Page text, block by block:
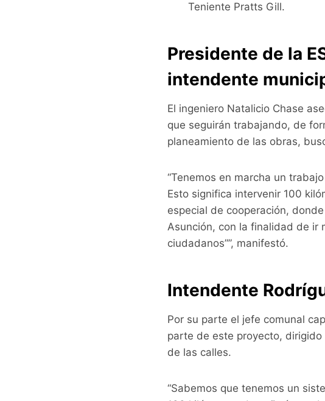
Teniente Pratts Gill.
Presidente de la
intendente
El ingeniero Natalicio Chase
que seguirán trabajando, de
planeamiento de las obras,
“Tenemos en marcha un
Esto significa intervenir 100
especial de cooperación,
Asunción, con la finalidad de ir
ciudadanos””, manifestó.
Intendente
Por su parte el jefe comunal
parte de este proyecto,
de las calles.
“Sabemos que tenemos un